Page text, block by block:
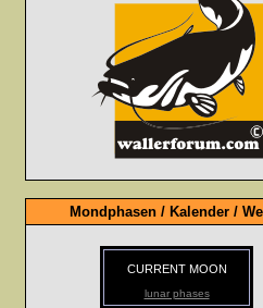
Mondphasen / Kalender /
CURRENT MOON
lunar phases